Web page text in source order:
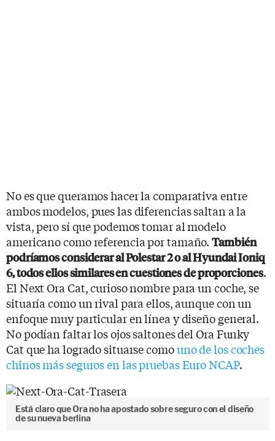
No es que queramos hacer la comparativa entre
ambos modelos, pues las diferencias saltan a la
vista, pero sí que podemos tomar al modelo
americano como referencia por tamaño.También
podríamos considerar al Polestar 2 o al Hyundai Ioniq
6, todos ellos similares en cuestiones de proporciones.
El Next Ora Cat, curioso nombre para un coche, se
situaría como un rival para ellos, aunque con un
enfoque muy particular en línea y diseño general.
No podían faltar los ojos saltones del Ora Funky
Cat que ha logrado situarse comouno de los coches
chinos más seguros en las pruebas Euro NCAP.
Está claro que Ora no ha apostado sobre seguro con el diseño
de su nueva berlina